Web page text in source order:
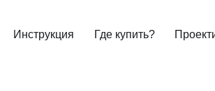
Где купить?
Инструкция